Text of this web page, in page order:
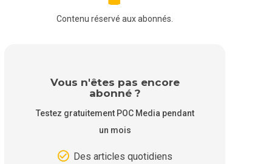
Contenu réservé aux abonnés.
Vous n'êtes pas encore
abonné ?
Testez gratuitement POC Media pendant
un mois
Des articles quotidiens